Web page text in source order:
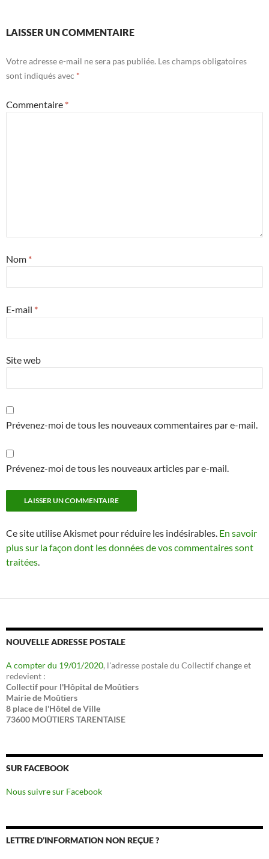
LAISSER UN COMMENTAIRE
Votre adresse e-mail ne sera pas publiée. Les champs obligatoires
sont indiqués avec *
Commentaire *
Nom *
E-mail *
Site web
Prévenez-moi de tous les nouveaux commentaires par e-mail.
Prévenez-moi de tous les nouveaux articles par e-mail.
Ce site utilise Akismet pour réduire les indésirables. En savoir
plus sur la façon dont les données de vos commentaires sont
traitées.
NOUVELLE ADRESSE POSTALE
A compter du 19/01/2020, l'adresse postale du Collectif change et
redevient :
Collectif pour l'Hôpital de Moûtiers
Mairie de Moûtiers
8 place de l'Hôtel de Ville
73600 MOÛTIERS TARENTAISE
SUR FACEBOOK
Nous suivre sur Facebook
LETTRE D’INFORMATION NON REÇUE ?